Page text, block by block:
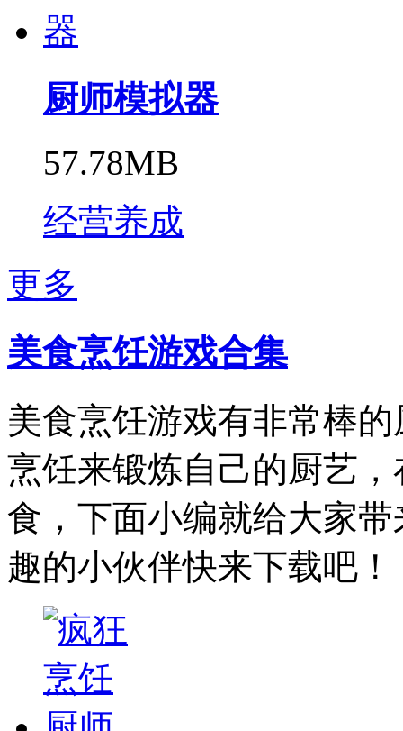
厨师模拟器
57.78MB
经营养成
更多
美食烹饪游戏合集
美食烹饪游戏有非常棒
烹饪来锻炼自己的厨艺
食，下面小编就给大家
趣的小伙伴快来下载吧！